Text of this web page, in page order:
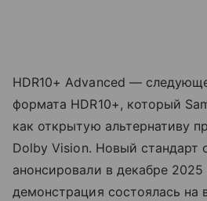
HDR10+ Advanced —
формата HDR10+, который
как открытую альтернативу
Dolby Vision. Новый стандарт
анонсировали в декабре 2025
демонстрация состоялась на